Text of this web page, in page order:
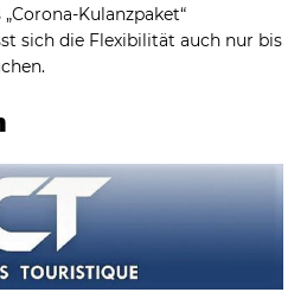
Kulanzpaket“
sich die Flexibilität auch nur bis